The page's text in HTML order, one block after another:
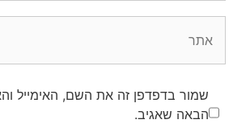
אתר
שמור בדפדפן זה את השם, האימייל
הבאה שאגיב.